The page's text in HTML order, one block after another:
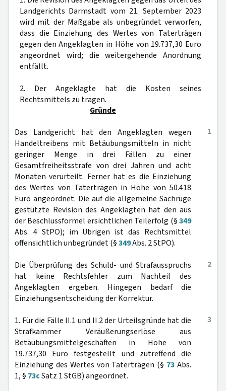
Landgerichts Darmstadt vom 21. September 2023
wird mit der Maßgabe als unbegründet verworfen,
dass die Einziehung des Wertes von Taterträgen
gegen den Angeklagten in Höhe von 19.737,30 Euro
angeordnet wird; die weitergehende Anordnung
entfällt.
2. Der Angeklagte hat die Kosten seines
Rechtsmittels zu tragen.
Gründe
1
Das Landgericht hat den Angeklagten wegen
Handeltreibens mit Betäubungsmitteln in nicht
geringer Menge in drei Fällen zu einer
Gesamtfreiheitsstrafe von drei Jahren und acht
Monaten verurteilt. Ferner hat es die Einziehung
des Wertes von Taterträgen in Höhe von 50.418
Euro angeordnet. Die auf die allgemeine Sachrüge
gestützte Revision des Angeklagten hat den aus
der Beschlussformel ersichtlichen Teilerfolg (§349
Abs. 4 StPO); im Übrigen ist das Rechtsmittel
offensichtlich unbegründet (§349Abs. 2 StPO).
2
Die Überprüfung des Schuld- und Strafausspruchs
hat keine Rechtsfehler zum Nachteil des
Angeklagten ergeben. Hingegen bedarf die
Einziehungsentscheidung der Korrektur.
3
1. Für die Fälle II.1 und II.2 der Urteilsgründe hat die
Strafkammer Veräußerungserlöse aus
Betäubungsmittelgeschäften in Höhe von
19.737,30 Euro festgestellt und zutreffend die
Einziehung des Wertes von Taterträgen (§ 73 Abs.
1, § 73cSatz 1 StGB) angeordnet.